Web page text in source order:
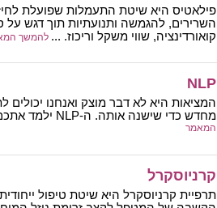
פילאטיס היא שיטת התעמלות שפועלת
השרירים, להגמשה ותנועתיות תוך דגש על
קואורדינציה, שווי משקל וריכוז. ... להמשך
NLP
המציאות היא לא דבר מוצק ואנחנו
מחדש כדי שישנה אותה. ה-NLP ילמד אתכם לעשות את זה ...
המאמר
קרניוסקרל
תרפיית קרניוסקרל היא שיטת טיפול